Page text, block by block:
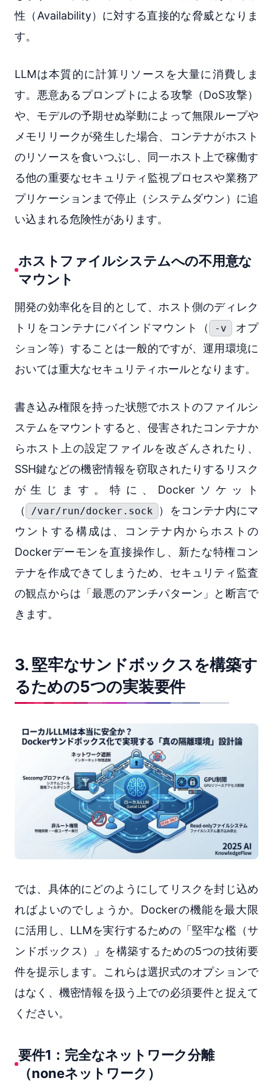
性（Availability）に対する直接的な脅威となりま
す。
LLMは本質的に計算リソースを大量に消費しま
す。悪意あるプロンプトによる攻撃（DoS攻撃）
や、モデルの予期せぬ挙動によって無限ループや
メモリリークが発生した場合、コンテナがホスト
のリソースを食いつぶし、同一ホスト上で稼働す
る他の重要なセキュリティ監視プロセスや業務ア
プリケーションまで停止（システムダウン）に追
い込まれる危険性があります。
ホストファイルシステムへの不用意な
マウント
開発の効率化を目的として、ホスト側のディレク
トリをコンテナにバインドマウント（
-v
オプ
ション等）することは一般的ですが、運用環境に
おいては重大なセキュリティホールとなります。
書き込み権限を持った状態でホストのファイルシ
ステムをマウントすると、侵害されたコンテナか
らホスト上の設定ファイルを改ざんされたり、
SSH鍵などの機密情報を窃取されたりするリスク
が生じます。特に、Dockerソケット
（
/var/run/docker.sock
）をコンテナ内にマ
ウントする構成は、コンテナ内からホストの
Dockerデーモンを直接操作し、新たな特権コン
テナを作成できてしまうため、セキュリティ監査
の観点からは「最悪のアンチパターン」と断言で
きます。
3. 堅牢なサンドボックスを構築す
るための5つの実装要件
では、具体的にどのようにしてリスクを封じ込め
ればよいのでしょうか。Dockerの機能を最大限
に活用し、LLMを実行するための「堅牢な檻（サ
ンドボックス）」を構築するための5つの技術要
件を提示します。これらは選択式のオプションで
はなく、機密情報を扱う上での必須要件と捉えて
ください。
要件1：完全なネットワーク分離
（noneネットワーク）